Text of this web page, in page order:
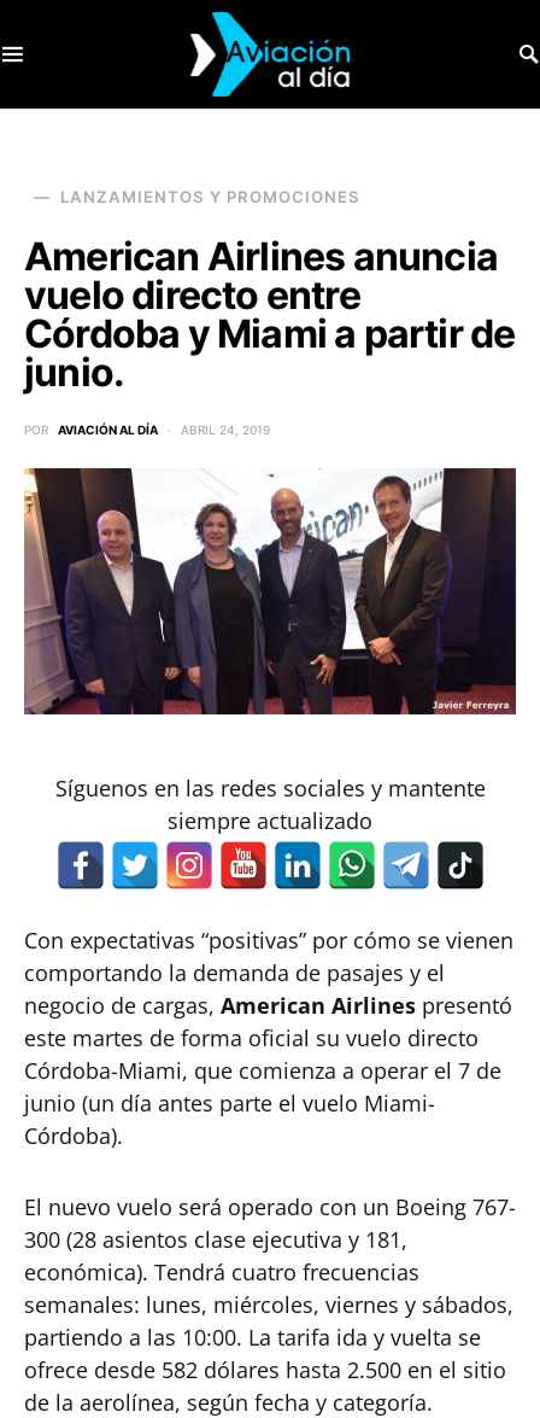
LANZAMIENTOS Y PROMOCIONES
American Airlines anuncia
vuelo directo entre
Córdoba y Miami a partir de
junio.
POR AVIACIÓN AL DÍA ABRIL 24, 2019
Síguenos en las redes sociales y mantente
siempre actualizado
Con expectativas “positivas” por cómo se vienen
comportando la demanda de pasajes y el
negocio de cargas, American Airlines presentó
este martes de forma oficial su vuelo directo
Córdoba-Miami, que comienza a operar el 7 de
junio (un día antes parte el vuelo Miami-
Córdoba).
El nuevo vuelo será operado con un Boeing 767-
300 (28 asientos clase ejecutiva y 181,
económica). Tendrá cuatro frecuencias
semanales: lunes, miércoles, viernes y sábados,
partiendo a las 10:00. La tarifa ida y vuelta se
ofrece desde 582 dólares hasta 2.500 en el sitio
de la aerolínea, según fecha y categoría.